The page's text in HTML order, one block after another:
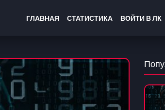
ГЛАВНАЯ СТАТИСТИКА ВОЙТИ В ЛК